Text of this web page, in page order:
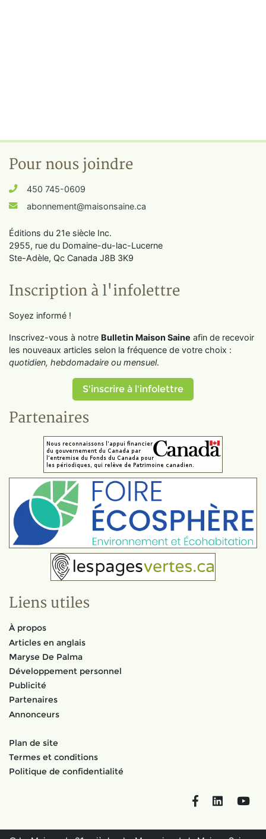
Pour nous joindre
450 745-0609
abonnement@maisonsaine.ca
Éditions du 21e siècle Inc.
2955, rue du Domaine-du-lac-Lucerne
Ste-Adèle, Qc Canada J8B 3K9
Inscription à l'infolettre
Soyez informé !
Inscrivez-vous à notre Bulletin Maison Saine afin de recevoir
les nouveaux articles selon la fréquence de votre choix :
quotidien, hebdomadaire ou mensuel.
S'inscrire à l'infolettre
Partenaires
Liens utiles
À propos
Articles en anglais
Maryse De Palma
Développement personnel
Publicité
Partenaires
Annonceurs
Plan de site
Termes et conditions
Politique de confidentialité
FacebookLinkedIn